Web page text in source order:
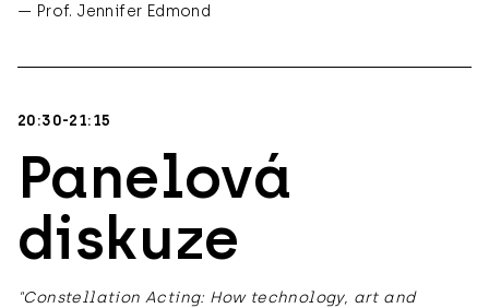
— Prof. Jennifer Edmond
20:30-21:15
Panelová
diskuze
"Constellation Acting: How technology, art and